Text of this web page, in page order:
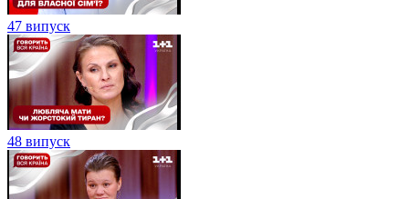
47 випуск
48 випуск